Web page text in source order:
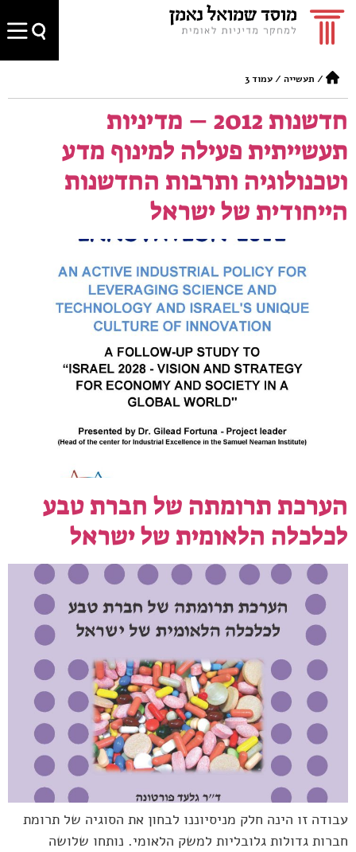
/ תעשייה /עמוד 3
חדשנות 2012 – מדיניות
תעשייתית פעילה למינוף מדע
וטכנולוגיה ותרבות החדשנות
הייחודית של ישראל
הערכת תרומתה של חברת טבע
לכלכלה הלאומית של ישראל
עבודה זו הינה חלק מניסיוננו לבחון את הסוגיה של תרומת
חברות גדולות גלובליות למשק הלאומי. נותחו שלושה